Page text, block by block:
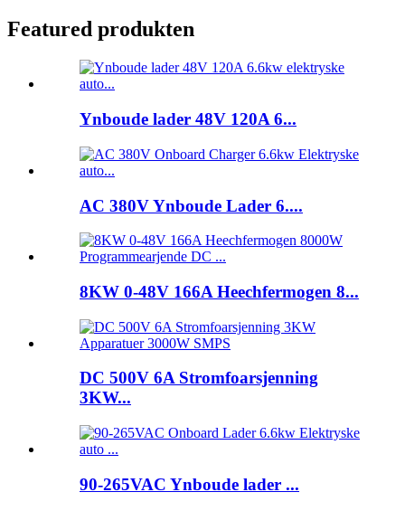
Featured produkten
Ynboude lader 48V 120A 6...
AC 380V Ynboude Lader 6....
8KW 0-48V 166A Heechfermogen 8...
DC 500V 6A Stromfoarsjenning
3KW...
90-265VAC Ynboude lader ...